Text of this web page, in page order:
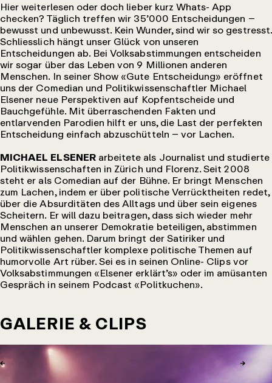
Hier weiterlesen oder doch lieber kurz Whats- App
checken? Täglich treffen wir 35’000 Entscheidungen –
bewusst und unbewusst. Kein Wunder, sind wir so gestresst.
Schliesslich hängt unser Glück von unseren
Entscheidungen ab. Bei Volksabstimmungen entscheiden
wir sogar über das Leben von 9 Millionen anderen
Menschen. In seiner Show «Gute Entscheidung» eröffnet
uns der Comedian und Politikwissenschaftler Michael
Elsener neue Perspektiven auf Kopfentscheide und
Bauchgefühle. Mit überraschenden Fakten und
entlarvenden Parodien hilft er uns, die Last der perfekten
Entscheidung einfach abzuschütteln – vor Lachen.
MICHAEL ELSENERarbeitete als Journalist und studierte
Politikwissenschaften in Zürich und Florenz. Seit 2008
steht er als Comedian auf der Bühne. Er bringt Menschen
zum Lachen, indem er über politische Verrücktheiten redet,
über die Absurditäten des Alltags und über sein eigenes
Scheitern. Er will dazu beitragen, dass sich wieder mehr
Menschen an unserer Demokratie beteiligen, abstimmen
und wählen gehen. Darum bringt der Satiriker und
Politikwissenschaftler komplexe politische Themen auf
humorvolle Art rüber. Sei es in seinen Online- Clips vor
Volksabstimmungen «Elsener erklärt’s» oder im amüsanten
Gespräch in seinem Podcast «Politkuchen».
GALERIE & CLIPS
← →